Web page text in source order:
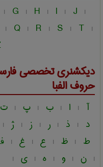
| G | H | I | J |
| Q | R | S | T |
دیکشنری تخصصی
حروف الفبا
آ | ا | ب | پ | ت
د | ذ | ر | ز | ژ |
ط | ظ | ع | غ |
| ن | و | ه | ی |